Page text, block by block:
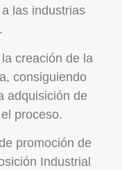
las industrias
creación de la
consiguiendo
adquisición de
proceso.
promoción de
Industrial